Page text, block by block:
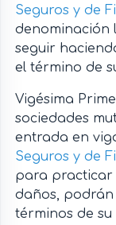
Seguros y de
denominación
seguir
el término de
Vigésima
sociedades
entrada en
Seguros y de
para practicar
daños,
términos de